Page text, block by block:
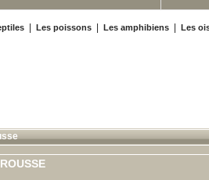
| Les poissons| Les amphibiens| Les